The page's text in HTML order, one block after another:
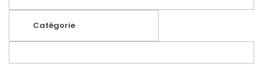
Catégorie